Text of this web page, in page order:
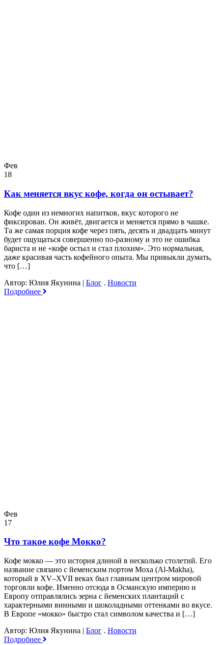
Фев
18
Как меняется вкус кофе, когда он остывает?
Кофе один из немногих напитков, вкус которого не
фиксирован. Он живёт, двигается и меняется прямо в чашке.
Та же самая порция кофе через пять, десять и двадцать минут
будет ощущаться совершенно по-разному и это не ошибка
бариста и не «кофе остыл и стал плохим». Это нормальная,
даже красивая часть кофейного опыта. Мы привыкли думать,
что […]
Автор: Юлия Якунина | Блог . Новости
Подробнее
Фев
17
Что такое кофе Мокко?
Кофе мокко — это история длиной в несколько столетий. Его
название связано с йеменским портом Моха (Al-Makha),
который в XV–XVII веках был главным центром мировой
торговли кофе. Именно отсюда в Османскую империю и
Европу отправлялись зерна с йеменских плантаций с
характерными винными и шоколадными оттенками во вкусе.
В Европе «мокко» быстро стал символом качества и […]
Автор: Юлия Якунина | Блог . Новости
Подробнее